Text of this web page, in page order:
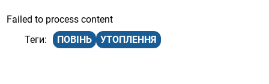
Failed to process content
ПОВІНЬ
УТОПЛЕННЯ